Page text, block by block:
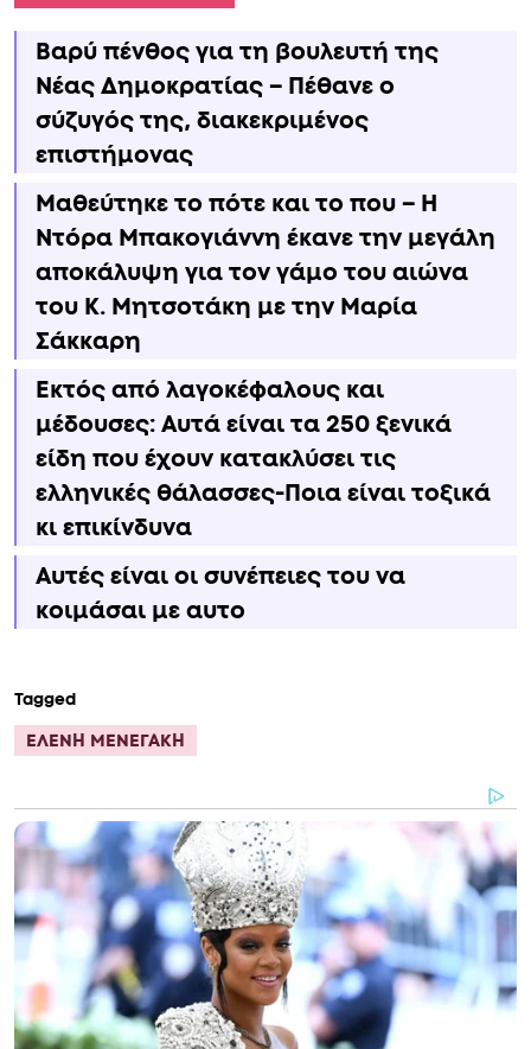
Βαρύ πένθος για τη βουλευτή της
Νέας Δημοκρατίας – Πέθανε ο
σύζυγός της, διακεκριμένος
επιστήμονας
Μαθεύτηκε το πότε και το που – Η
Ντόρα Μπακογιάννη έκανε την μεγάλη
αποκάλυψη για τον γάμο του αιώνα
του Κ. Μητσοτάκη με την Μαρία
Σάκκαρη
Εκτός από λαγοκέφαλους και
μέδουσες: Aυτά είναι τα 250 ξενικά
είδη που έχουν κατακλύσει τις
ελληνικές θάλασσες-Ποια είναι τοξικά
κι επικίνδυνα
Αυτές είναι οι συνέπειες του να
κοιμάσαι με αυτο
Tagged
ΕΛΕΝΗ ΜΕΝΕΓΑΚΗ